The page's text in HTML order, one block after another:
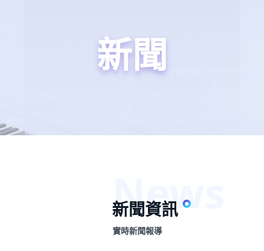
新聞
新聞資訊
實時新聞報導